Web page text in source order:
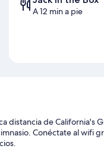
A 12 min a pie
distancia de California's
Conéctate al wifi